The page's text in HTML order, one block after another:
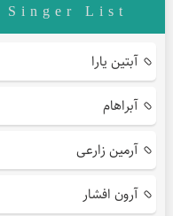
Singer List
آبتین یارا
آبراهام
آرمین زارعی
آرون افشار